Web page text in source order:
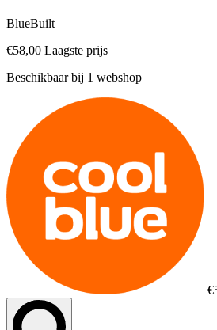
BlueBuilt
€58,00 Laagste prijs
Beschikbaar bij 1 webshop